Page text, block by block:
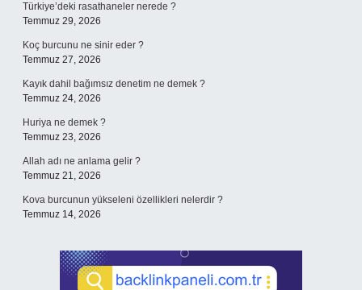
Türkiye’deki rasathaneler nerede ?
Temmuz 29, 2026
Koç burcunu ne sinir eder ?
Temmuz 27, 2026
Kayık dahil bağımsız denetim ne demek ?
Temmuz 24, 2026
Huriya ne demek ?
Temmuz 23, 2026
Allah adı ne anlama gelir ?
Temmuz 21, 2026
Kova burcunun yükseleni özellikleri nelerdir ?
Temmuz 14, 2026